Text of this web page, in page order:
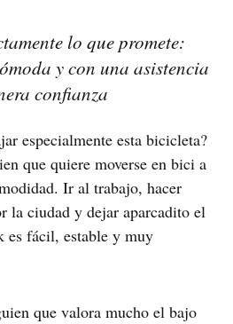
lo que promete:
y con una asistencia
confianza
especialmente esta bicicleta?
que quiere moverse en bici a
Ir al trabajo, hacer
la ciudad y dejar aparcadito el
es fácil, estable y muy
que valora mucho el bajo